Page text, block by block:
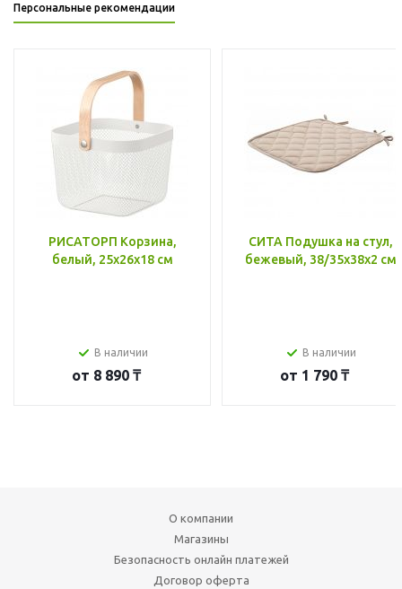
Персональные рекомендации
РИСАТОРП Корзина,
белый, 25x26x18 см
В наличии
от 8 890 ₸
СИТА Подушка на стул,
бежевый, 38/35x38x2 см
В наличии
от 1 790 ₸
О компании
Магазины
Безопасность онлайн платежей
Договор оферта